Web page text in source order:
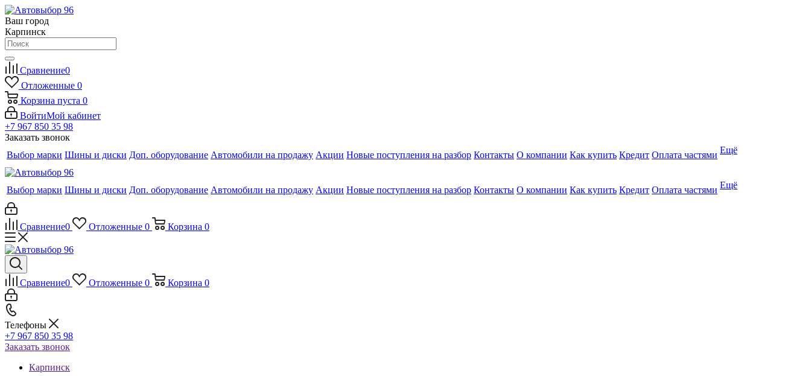
Ваш город
Карпинск
Сравнение0
Отложенные 0
Корзина пуста 0
ВойтиМой кабинет
+7 967 850 35 98
Заказать звонок
Выбор марки Шины и диски Доп. оборудование Автомобили на продажу Акции Новые поступления на разбор Контакты О компании Как купить Кредит Оплата частями Ещё
Выбор марки Шины и диски Доп. оборудование Автомобили на продажу Акции Новые поступления на разбор Контакты О компании Как купить Кредит Оплата частями Ещё
Сравнение0 Отложенные 0 Корзина 0
Сравнение0 Отложенные 0 Корзина 0
Телефоны
+7 967 850 35 98
Заказать звонок
Карпинск